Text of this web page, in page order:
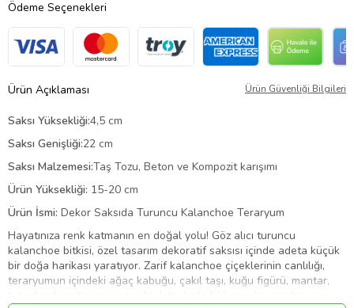
Ödeme Seçenekleri
Ürün Açıklaması Ürün Güvenliği Bilgileri
Saksı Yüksekliği:4,5 cm
Saksı Genişliği:22 cm
Saksı Malzemesi:Taş Tozu, Beton ve Kompozit karışımı
Ürün Yüksekliği: 15-20 cm
Ürün İsmi: Dekor Saksıda Turuncu Kalanchoe Teraryum
Hayatınıza renk katmanın en doğal yolu! Göz alıcı turuncu
kalanchoe bitkisi, özel tasarım dekoratif saksısı içinde adeta küçük
bir doğa harikası yaratıyor. Zarif kalanchoe çiçeklerinin canlılığı,
teraryumun içindeki ağaç kabuğu, çakıl taşı, kuğu figürü, mantar,